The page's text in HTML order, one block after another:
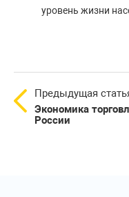
уровень жизни
Предыдущая
Экономика
России